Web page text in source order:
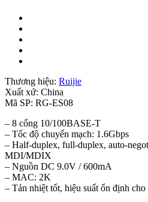
Thương hiệu: Ruijie
Xuất xứ: China
Mã SP: RG-ES08
– 8 cổng 10/100BASE-T
– Tốc độ chuyển mạch: 1.6Gbps
– Half-duplex, full-duplex, auto-
MDI/MDIX
– Nguồn DC 9.0V / 600mA
– MAC: 2K
– Tản nhiệt tốt, hiệu suất ổn định